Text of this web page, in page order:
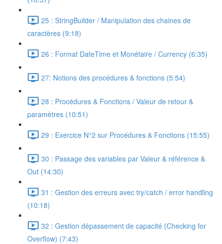
25 : StringBuilder / Manipulation des chaines de
caractères (9:18)
26 : Format DateTime et Monétaire / Currency (6:35)
27: Notions des procédures & fonctions (5:54)
28 : Procédures & Fonctions / Valeur de retour &
paramètres (10:51)
29 : Exercice N°2 sur Procédures & Fonctions (15:55)
30 : Passage des variables par Valeur & référence &
Out (14:30)
31 : Gestion des erreurs avec try/catch / error handling
(10:18)
32 : Gestion dépassement de capacité (Checking for
Overflow) (7:43)